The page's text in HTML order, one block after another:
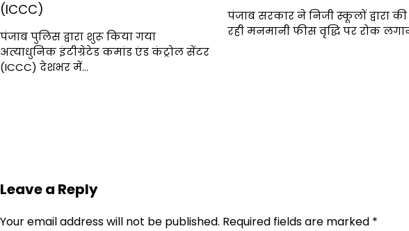
(ICCC)
पंजाब पुलिस द्वारा शुरू किया गया
अत्याधुनिक इंटीग्रेटेड कमांड एंड कंट्रोल सेंटर
(ICCC) देशभर में…
पंजाब सरकार ने निजी स्कूलों द्वारा की
रही मनमानी फीस वृद्धि पर रोक
Leave a Reply
Your email address will not be published. Required fields are marked *